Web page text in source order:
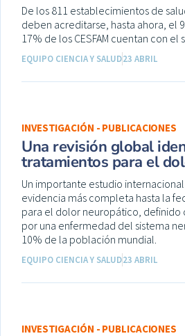
De los 811 establecimientos de
deben acreditarse, hasta ahora, el
17% de los CESFAM cuentan con el
EQUIPO CIENCIA Y SALUD23 ABRIL
INVESTIGACIÓN - PUBLICACIONES
Una revisión global
tratamientos para el
Un importante estudio
evidencia más completa hasta la
para el dolor neuropático, definido
por una enfermedad del sistema
10% de la población mundial.
EQUIPO CIENCIA Y SALUD23 ABRIL
INVESTIGACIÓN - PUBLICACIONES